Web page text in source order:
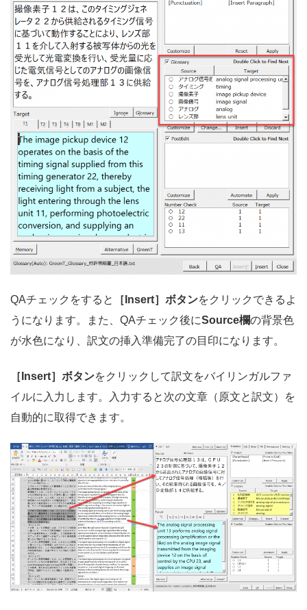
QAチェックをすると ［Insert］ボタンをクリックできるよ
うになります。また、QAチェック後にSource欄の背景色
が水色になり、訳文の挿入準備完了の目印になります。
［Insert］ボタンをクリックして訳文をバイリンガルファ
イルに入力します。入力すると次の文章（原文と訳文）を
自動的に取得できます。